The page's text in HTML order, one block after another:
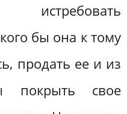
бы она к тому
продать ее и из
покрыть свое